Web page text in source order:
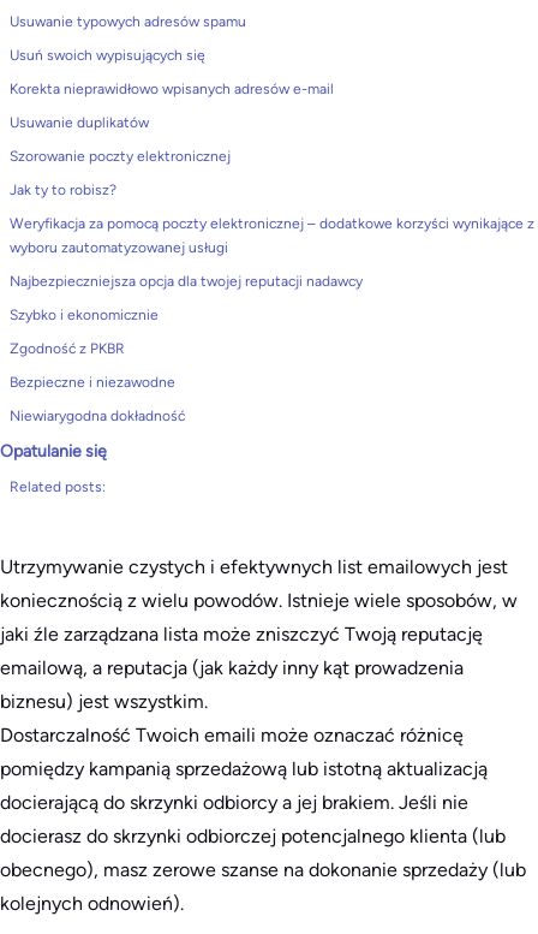
Usuwanie typowych adresów spamu
Usuń swoich wypisujących się
Korekta nieprawidłowo wpisanych adresów e-mail
Usuwanie duplikatów
Szorowanie poczty elektronicznej
Jak ty to robisz?
Weryfikacja za pomocą poczty elektronicznej – dodatkowe korzyści wynikające z
wyboru zautomatyzowanej usługi
Najbezpieczniejsza opcja dla twojej reputacji nadawcy
Szybko i ekonomicznie
Zgodność z PKBR
Bezpieczne i niezawodne
Niewiarygodna dokładność
Opatulanie się
Related posts:
Utrzymywanie czystych i efektywnych list emailowych jest
koniecznością z wielu powodów. Istnieje wiele sposobów, w
jaki źle zarządzana lista może zniszczyć Twoją reputację
emailową, a reputacja (jak każdy inny kąt prowadzenia
biznesu) jest wszystkim.
Dostarczalność Twoich emaili może oznaczać różnicę
pomiędzy kampanią sprzedażową lub istotną aktualizacją
docierającą do skrzynki odbiorcy a jej brakiem. Jeśli nie
docierasz do skrzynki odbiorczej potencjalnego klienta (lub
obecnego), masz zerowe szanse na dokonanie sprzedaży (lub
kolejnych odnowień).